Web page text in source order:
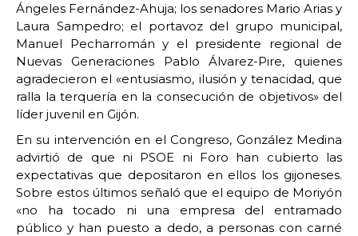
Ángeles Fernández-Ahuja; los senadores Mario Arias y
Laura Sampedro; el portavoz del grupo municipal,
Manuel Pecharromán y el presidente regional de
Nuevas Generaciones Pablo Álvarez-Pire, quienes
agradecieron el «entusiasmo, ilusión y tenacidad, que
ralla la terquería en la consecución de objetivos» del
líder juvenil en Gijón.
En su intervención en el Congreso, González Medina
advirtió de que ni PSOE ni Foro han cubierto las
expectativas que depositaron en ellos los gijoneses.
Sobre estos últimos señaló que el equipo de Moriyón
«no ha tocado ni una empresa del entramado
público y han puesto a dedo, a personas con carné